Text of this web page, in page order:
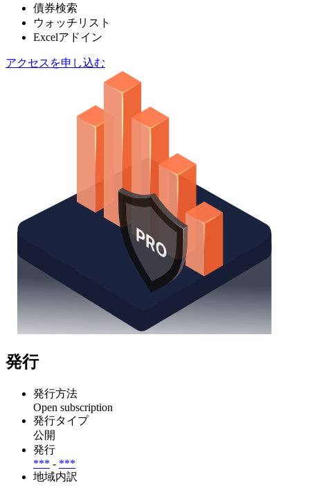
債券検索
ウォッチリスト
Excelアドイン
アクセスを申し込む
発行
発行方法
Open subscription
発行タイプ
公開
発行
*** - ***
地域内訳